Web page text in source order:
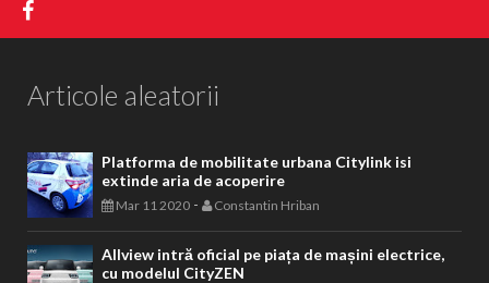
Articole aleatorii
Platforma de mobilitate urbana Citylink isi
extinde aria de acoperire
Mar 11 2020 - Constantin Hriban
Allview intră oficial pe piața de mașini electrice,
cu modelul CityZEN